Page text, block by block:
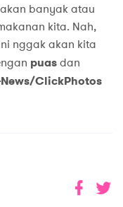
banyak atau
kita. Nah,
nggak akan kita
puasdan
ClickPhotos